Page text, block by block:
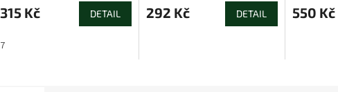
315 Kč DETAIL
7
292 Kč DETAIL 550 Kč